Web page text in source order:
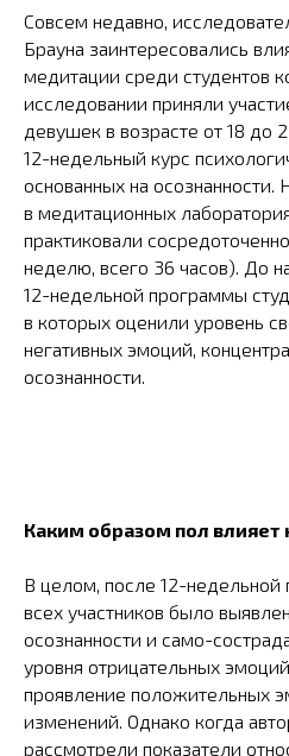
Совсем недавно,
Брауна заинтересовались
медитации среди студентов
исследовании приняли
девушек в возрасте от 18 до
12-недельный курс
основанных на осознанности.
в медитационных
практиковали
неделю, всего 36 часов). До
12-недельной программы
в которых оценили уровень
негативных эмоций,
осознанности.
Каким образом пол влияет
В целом, после 12-
всех участников было
осознанности и само-
уровня отрицательных
проявление положительных
изменений. Однако когда
рассмотрели показатели